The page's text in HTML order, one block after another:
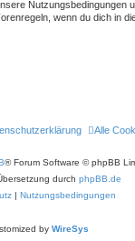
Nutzungsbedingungen
wenn du dich in
Alle
® Forum Software © phpBB
durch phpBB.de
| Nutzungsbedingungen
by WireSys